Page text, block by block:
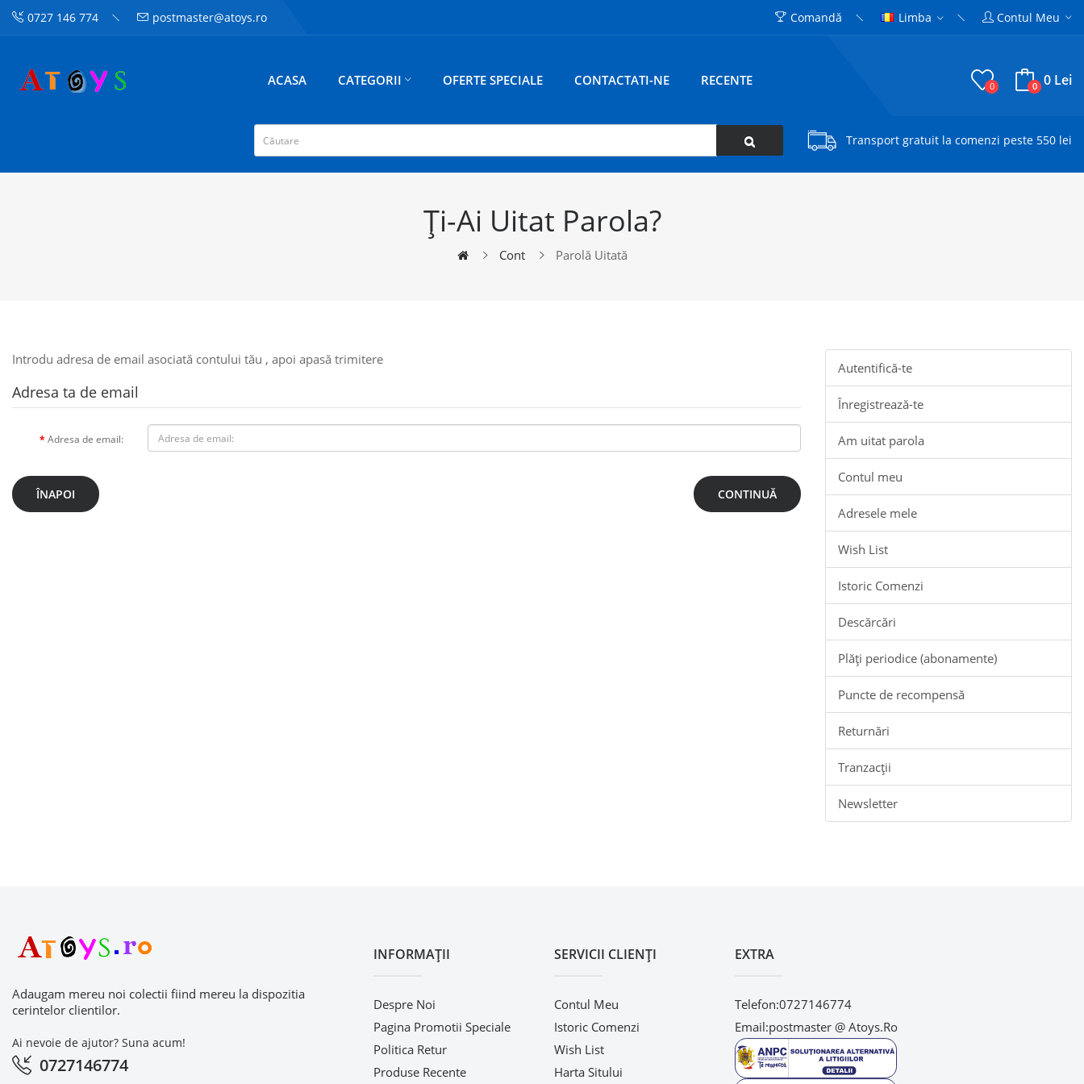
0727 146 774 postmaster@atoys.ro Comandă Limba Contul Meu
ACASA CATEGORII OFERTE SPECIALE CONTACTATI-NE RECENTE 0 0 0 Lei
Transport gratuit la comenzi peste 550 lei
Ţi-Ai Uitat Parola?
Cont Parolă Uitată
Introdu adresa de email asociată contului tău , apoi apasă trimitere
Adresa ta de email
Adresa de email:
ÎNAPOI
Autentifică-te
Înregistrează-te
Am uitat parola
Contul meu
Adresele mele
Wish List
Istoric Comenzi
Descărcări
Plăți periodice (abonamente)
Puncte de recompensă
Returnări
Tranzacții
Newsletter
Adaugam mereu noi colectii fiind mereu la dispozitia
cerintelor clientilor.
Ai nevoie de ajutor? Suna acum!
0727146774
INFORMAŢII
Despre Noi
Pagina Promotii Speciale
Politica Retur
Produse Recente
SERVICII CLIENŢI
Contul Meu
Istoric Comenzi
Wish List
Harta Sitului
EXTRA
Telefon:0727146774
Email:postmaster @ Atoys.ro